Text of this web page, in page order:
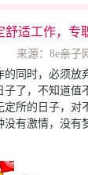
舒适工作，专
来源：8e亲子
的同时，必须放
了，不知道值
定所的日子，对
没有激情，没有